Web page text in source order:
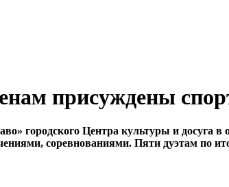
присуждены
городского Центра культуры и досуга в
соревнованиями. Пяти дуэтам по